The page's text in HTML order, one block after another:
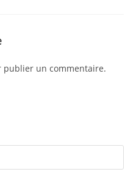
publier un commentaire.